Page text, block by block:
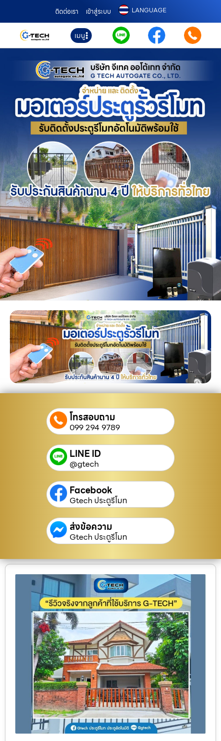
ติดต่อเรา เข้าสู่ระบบ LANGUAGE
เมนู
โทรสอบถาม
099 294 9789
LINE ID
@gtech
Facebook
Gtech ประตูรีโมท
ส่งข้อความ
Gtech ประตูรีโมท